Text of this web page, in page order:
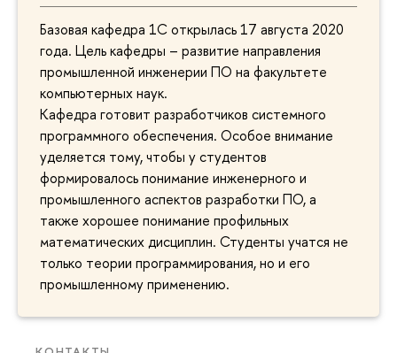
Базовая кафедра 1С открылась 17 августа 2020
года. Цель кафедры – развитие направления
промышленной инженерии ПО на факультете
компьютерных наук.
Кафедра готовит разработчиков системного
программного обеспечения. Особое внимание
уделяется тому, чтобы у студентов
формировалось понимание инженерного и
промышленного аспектов разработки ПО, а
также хорошее понимание профильных
математических дисциплин. Студенты учатся не
только теории программирования, но и его
промышленному применению.